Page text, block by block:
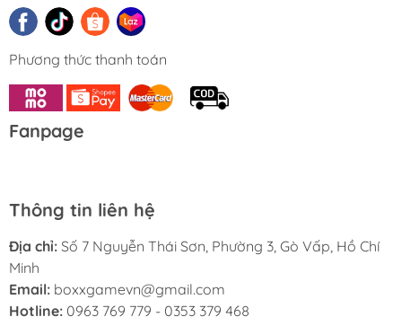
✔️ 36 Pokémon TCG: Sword & Shield—Astral Radiance
Mỗi booster pack gồm:
1 Basic Energy
⚡ Cơ Hội Săn Pokémon
VSTAR & Trainer Gallery
Phương thức thanh toán
Fanpage
Thông tin liên hệ
Địa chỉ: Số 7 Nguyễn Thái Sơn, Phường 3, Gò Vấp, Hồ Chí
Minh
Email: boxxgamevn@gmail.com
Hotline: 0963 769 779 - 0353 379 468